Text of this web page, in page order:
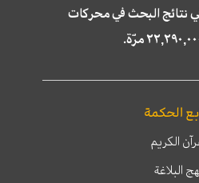
نتائج البحث في محركات
الحكمة
الكريم
البلاغة